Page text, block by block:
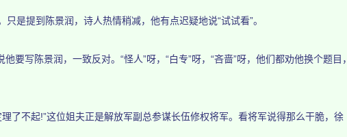
提到陈景润，诗人热情稍减，他有点迟疑地说“试试看”。
写陈景润，一致反对。“怪人”呀，“白专”呀，“吝啬”呀，他们都劝他换个题目，
不起!”这位姐夫正是解放军副总参谋长伍修权将军。看将军说得那么干脆，徐